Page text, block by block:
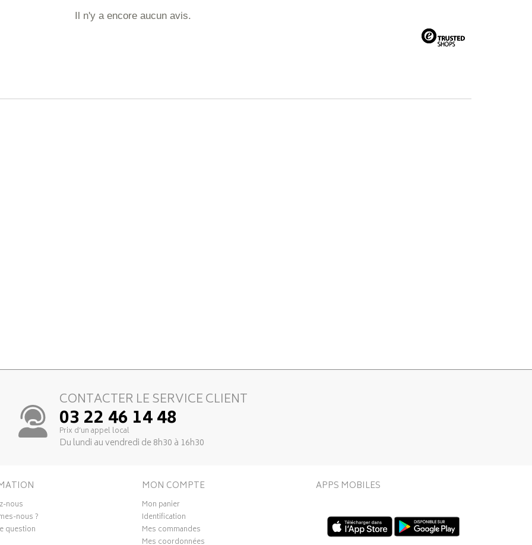
Il n'y a encore aucun avis.
CONTACTER LE SERVICE CLIENT
03 22 46 14 48
Prix d’un appel local
Du lundi au vendredi de 8h30 à 16h30
nous
nous ?
question
MON COMPTE
Mon panier
Identification
Mes commandes
Mes coordonnées
APPS MOBILES